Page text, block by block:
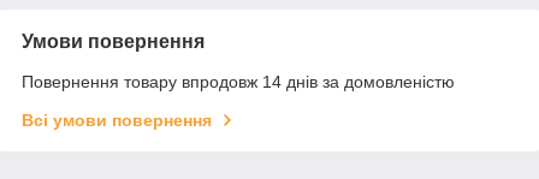
Умови повернення
Повернення товару впродовж 14 днів за домовленістю
Всі умови повернення